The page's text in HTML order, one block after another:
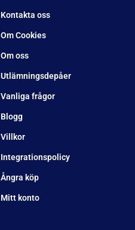
Kontakta oss
Om Cookies
Om oss
Utlämningsdepåer
Vanliga frågor
Blogg
Villkor
Integrationspolicy
Ångra köp
Mitt konto